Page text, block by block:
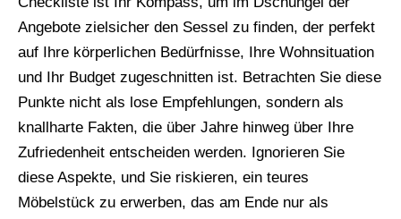
Angebote zielsicher den Sessel zu finden, der perfekt
auf Ihre körperlichen Bedürfnisse, Ihre Wohnsituation
und Ihr Budget zugeschnitten ist. Betrachten Sie diese
Punkte nicht als lose Empfehlungen, sondern als
knallharte Fakten, die über Jahre hinweg über Ihre
Zufriedenheit entscheiden werden. Ignorieren Sie
diese Aspekte, und Sie riskieren, ein teures
Möbelstück zu erwerben, das am Ende nur als